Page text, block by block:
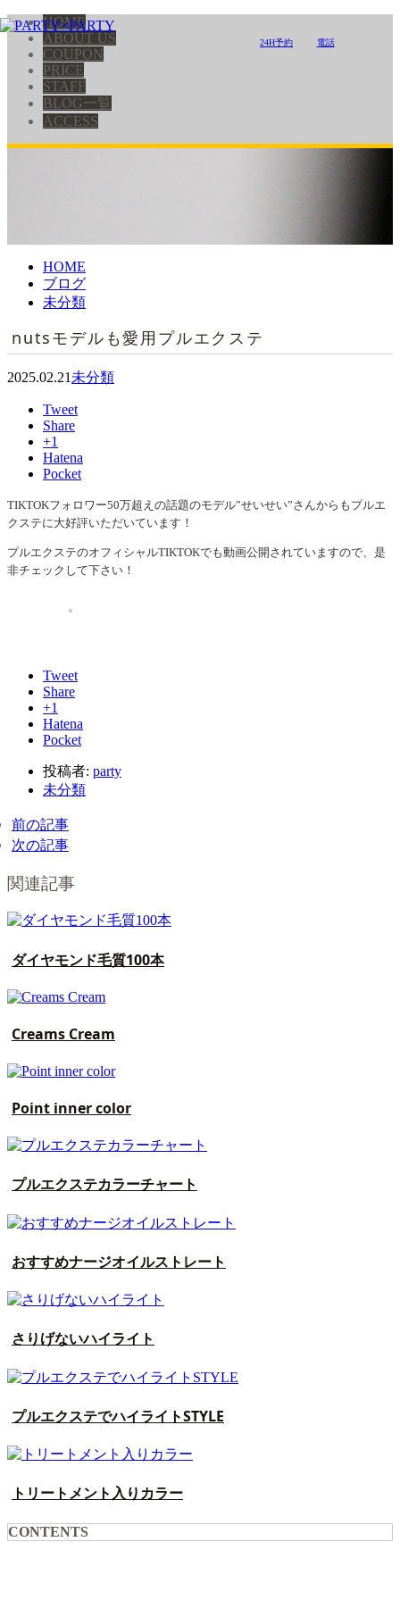
24H予約 電話
HOME
ABOUT US
COUPON
PRICE
STAFF
BLOG一覧
ACCESS
HOME
ブログ
未分類
nutsモデルも愛用プルエクステ
2025.02.21 未分類
Tweet
Share
+1
Hatena
Pocket
TIKTOKフォロワー50万超えの話題のモデル”せいせい”さんからもプルエ
クステに大好評いただいています！
プルエクステのオフィシャルTIKTOKでも動画公開されていますので、是
非チェックして下さい！
Tweet
Share
+1
Hatena
Pocket
投稿者: party
未分類
前の記事
次の記事
関連記事
ダイヤモンド毛質100本
Creams Cream
Point inner color
プルエクステカラーチャート
おすすめナージオイルストレート
さりげないハイライト
プルエクステでハイライトSTYLE
トリートメント入りカラー
CONTENTS